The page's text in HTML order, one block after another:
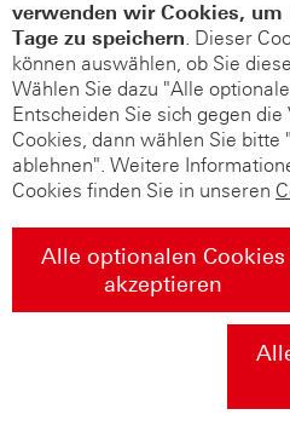
verwenden wir Cookies,
Tage zu speichern. Dieser
können auswählen, ob Sie
Wählen Sie dazu "Alle
Entscheiden Sie sich gegen
Cookies, dann wählen Sie bitte
ablehnen". Weitere
Cookies finden Sie in unseren
Alle optionalen Cookies
akzeptieren